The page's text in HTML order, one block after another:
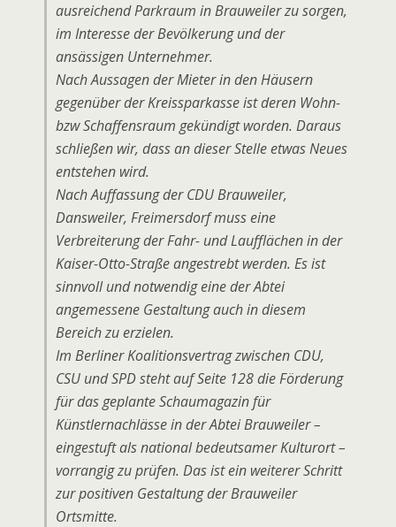
ausreichend Parkraum in Brauweiler zu sorgen,
im Interesse der Bevölkerung und der
ansässigen Unternehmer.
Nach Aussagen der Mieter in den Häusern
gegenüber der Kreissparkasse ist deren Wohn-
bzw Schaffensraum gekündigt worden. Daraus
schließen wir, dass an dieser Stelle etwas Neues
entstehen wird.
Nach Auffassung der CDU Brauweiler,
Dansweiler, Freimersdorf muss eine
Verbreiterung der Fahr- und Laufflächen in der
Kaiser-Otto-Straße angestrebt werden. Es ist
sinnvoll und notwendig eine der Abtei
angemessene Gestaltung auch in diesem
Bereich zu erzielen.
Im Berliner Koalitionsvertrag zwischen CDU,
CSU und SPD steht auf Seite 128 die Förderung
für das geplante Schaumagazin für
Künstlernachlässe in der Abtei Brauweiler –
eingestuft als national bedeutsamer Kulturort –
vorrangig zu prüfen. Das ist ein weiterer Schritt
zur positiven Gestaltung der Brauweiler
Ortsmitte.